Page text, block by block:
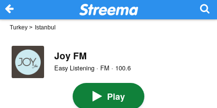
Turkey > Istanbul
Joy FM
Easy Listening · FM · 100.6
Play